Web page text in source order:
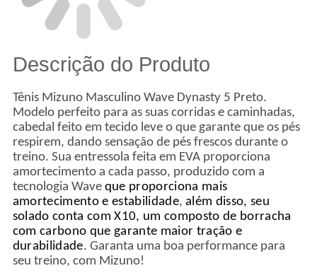
Descrição do Produto
Tênis Mizuno Masculino Wave Dynasty 5 Preto.
Modelo perfeito para as suas corridas e caminhadas,
cabedal feito em tecido leve o que garante que os pés
respirem, dando sensação de pés frescos durante o
treino. Sua entressola feita em EVA proporciona
amortecimento a cada passo, produzido com a
tecnologia Wave que proporciona mais
amortecimento e estabilidade, além disso, seu
solado conta com X10, um composto de borracha
com carbono que garante maior tração e
durabilidade. Garanta uma boa performance para
seu treino, com Mizuno!